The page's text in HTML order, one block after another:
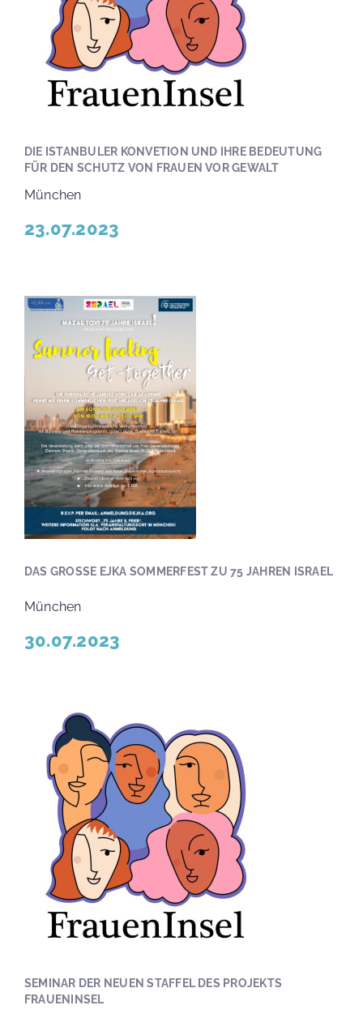
MEDIA
DONATIONS
Search
for:
DIE ISTANBULER KONVETION UND IHRE BEDEUTUNG
FÜR DEN SCHUTZ VON FRAUEN VOR GEWALT
München
23.07.2023
DAS GROSSE EJKA SOMMERFEST ZU 75 JAHREN ISRAEL
München
30.07.2023
SEMINAR DER NEUEN STAFFEL DES PROJEKTS
FRAUENINSEL